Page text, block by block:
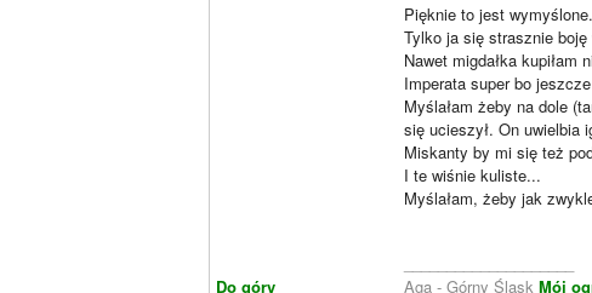
Do góry
Pięknie to jest wymyślone.
Tylko ja się strasznie
Nawet migdałka kupiłam
Imperata super bo
Myślałam żeby na dole
się ucieszył. On uwielbia
Miskanty by mi się też
I te wiśnie kuliste...
Myślałam, żeby jak
Aga - Górny Śląsk Mój